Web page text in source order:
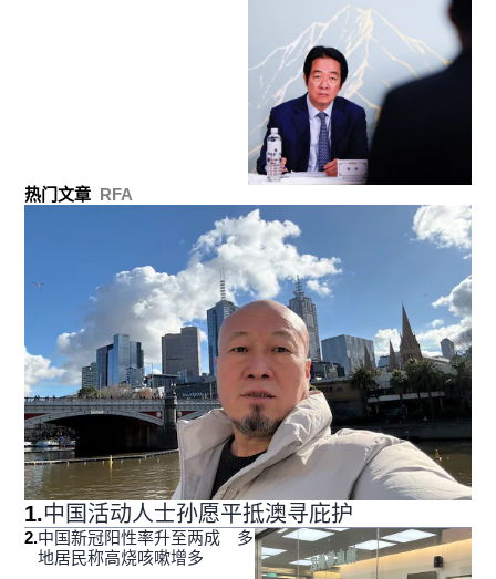
热门文章 RFA
1.中国活动人士孙愿平抵澳寻庇护
2.中国新冠阳性率升至两成 多
地居民称高烧咳嗽增多